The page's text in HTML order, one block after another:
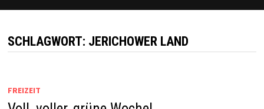
SCHLAGWORT: JERICHOWER LAND
FREIZEIT